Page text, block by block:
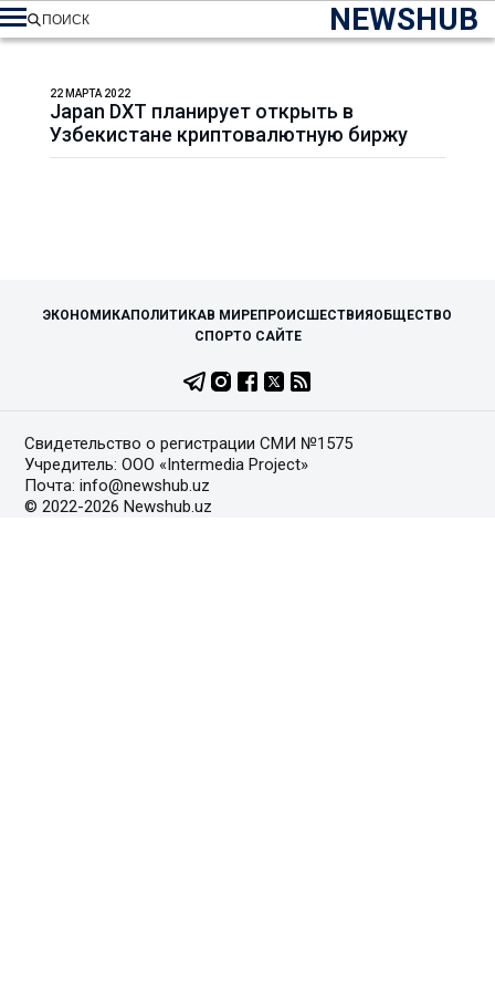
NEWSHUB
ПОИСК
Japan DXT планирует открыть в
Узбекистане криптовалютную биржу
22 МАРТА 2022
ЭКОНОМИКАПОЛИТИКАВ МИРЕПРОИСШЕСТВИЯ ОБЩЕСТВО
СПОРТО САЙТЕ
Свидетельство о регистрации СМИ №1575
Учредитель: ООО «Intermedia Project»
Почта: info@newshub.uz
© 2022-2026 Newshub.uz